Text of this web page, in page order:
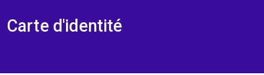
Carte d'identité